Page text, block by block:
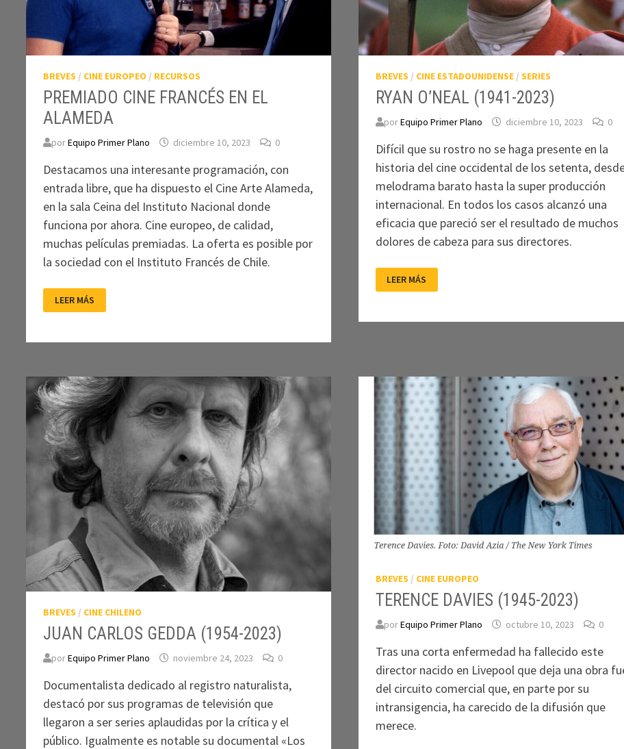
BREVES / CINE EUROPEO / RECURSOS
PREMIADO CINE FRANCÉS EN EL
ALAMEDA
porEquipo Primer Plano diciembre 10, 2023 0
Destacamos una interesante programación, con
entrada libre, que ha dispuesto el Cine Arte Alameda,
en la sala Ceina del Instituto Nacional donde
funciona por ahora. Cine europeo, de calidad,
muchas películas premiadas. La oferta es posible por
la sociedad con el Instituto Francés de Chile.
PREMIADO
CINE
FRANCÉS
ALAMEDA
LEER MÁS
BREVES / CINE ESTADOUNIDENSE/ SERIES
RYAN O’NEAL (1941-2023)
porEquipo Primer Plano diciembre 10, 2023 0
Difícil que su rostro no se haga presente en la
historia del cine occidental de los setenta,
melodrama barato hasta la super producción
internacional. En todos los casos alcanzó una
eficacia que pareció ser el resultado de muchos
dolores de cabeza para sus directores.
O’NEAL
(1941-
LEER MÁS
BREVES / CINE CHILENO
JUAN CARLOS GEDDA (1954-2023)
porEquipo Primer Plano noviembre 24, 2023 0
Documentalista dedicado al registro naturalista,
destacó por sus programas de televisión que
llegaron a ser series aplaudidas por la crítica y el
público. Igualmente es notable su documental «Los
BREVES / CINE EUROPEO
TERENCE DAVIES (1945-2023)
porEquipo Primer Plano octubre 10, 2023 0
Tras una corta enfermedad ha fallecido este
director nacido en Livepool que deja una obra
del circuito comercial que, en parte por su
intransigencia, ha carecido de la difusión que
merece.